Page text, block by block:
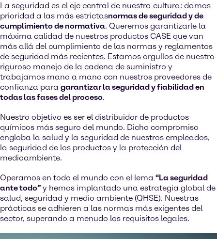
La seguridad es el eje central de nuestra cultura: damos
prioridad a las más estrictasnormas de seguridad y de
cumplimiento de normativa. Queremos garantizarle la
máxima calidad de nuestros productos CASE que van
más allá del cumplimiento de las normas y reglamentos
de seguridad más recientes. Estamos orgullos de nuestro
riguroso manejo de la cadena de suministro y
trabajamos mano a mano con nuestros proveedores de
confianza para garantizar la seguridad y fiabilidad en
todas las fases del proceso.
Nuestro objetivo es ser el distribuidor de productos
químicos más seguro del mundo. Dicho compromiso
engloba la salud y la seguridad de nuestros empleados,
la seguridad de los productos y la protección del
medioambiente.
Operamos en todo el mundo con el lema “La seguridad
ante todo” y hemos implantado una estrategia global de
salud, seguridad y medio ambiente (QHSE). Nuestras
prácticas se adhieren a las normas más exigentes del
sector, superando a menudo los requisitos legales.